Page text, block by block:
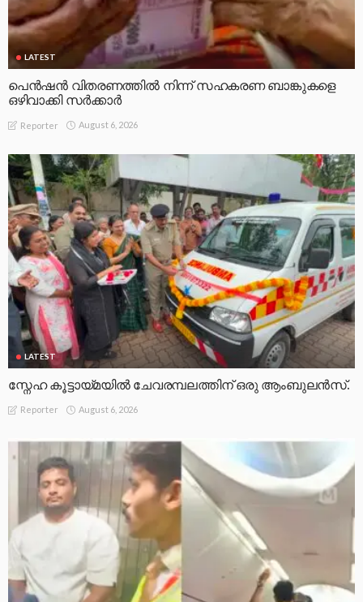
LATEST
പെൻഷൻ വിതരണത്തിൽ നിന്ന് സഹകരണ ബാങ്കുകളെ
ഒഴിവാക്കി സർക്കാർ
Reporter August 6, 2026
LATEST
സ്നേഹ കൂട്ടായ്മയിൽ ചേവരമ്പലത്തിന് ഒരു ആംബുലൻസ്.
Reporter August 6, 2026